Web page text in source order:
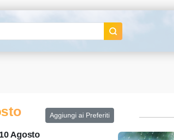
Aggiungi ai Preferiti
Agosto